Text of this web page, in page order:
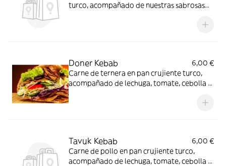
turco, acompañado de nuestras sabrosas
Doner Kebab
6,00 €
Carne de ternera en pan crujiente turco,
acompañado de lechuga, tomate, cebolla y
Tavuk Kebab
6,00 €
Carne de pollo en pan crujiente turco,
acompañado de lechuga, tomate, cebolla y